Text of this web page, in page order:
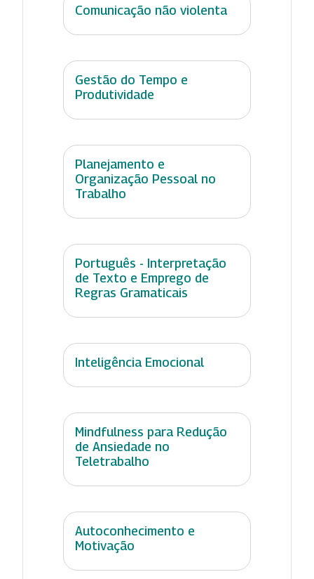
Comunicação não violenta
Gestão do Tempo e
Produtividade
Planejamento e
Organização Pessoal no
Trabalho
Português - Interpretação
de Texto e Emprego de
Regras Gramaticais
Inteligência Emocional
Mindfulness para Redução
de Ansiedade no
Teletrabalho
Autoconhecimento e
Motivação